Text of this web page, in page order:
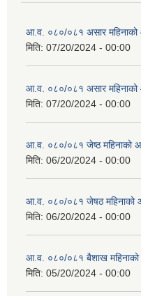
आ.व. ०८०/०८१ असार महिनाको
मिति: 07/20/2024 - 00:00
आ.व. ०८०/०८१ असार महिनाको
मिति: 07/20/2024 - 00:00
आ.व. ०८०/०८१ जेष्ठ महिनाको
मिति: 06/20/2024 - 00:00
आ.व. ०८०/०८१ जेषठ महिनाको
मिति: 06/20/2024 - 00:00
आ.व. ०८०/०८१ बैशाख महिनाको
मिति: 05/20/2024 - 00:00